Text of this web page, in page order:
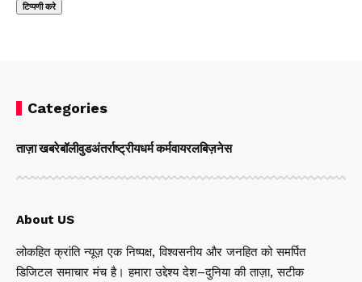
Categories
ताज़ा खबरेबॉलीवुडअंतर्राष्ट्रीयधर्म कर्मवायरलबिज़नेस
About US
लोकहित क्रांति न्यूज़ एक निष्पक्ष, विश्वसनीय और जनहित को समर्पित
डिजिटल समाचार मंच है। हमारा उद्देश्य देश–दुनिया की ताज़ा, सटीक